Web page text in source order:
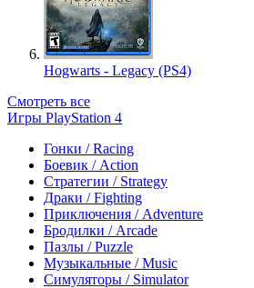
Hogwarts - Legacy (PS4)
Смотреть все
Игры PlayStation 4
Гонки / Racing
Боевик / Action
Стратегии / Strategy
Драки / Fighting
Приключения / Adventure
Бродилки / Arcade
Пазлы / Puzzle
Музыкальные / Music
Симуляторы / Simulator